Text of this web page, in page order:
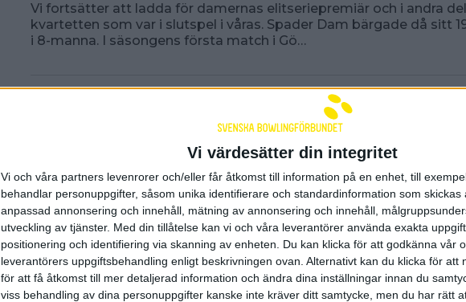
Vi värdesätter din integritet
Vi och våra partners levenrorer och/eller får åtkomst till information på en enhet, till
behandlar personuppgifter, såsom unika identifierare och standardinformation som skickas
anpassad annonsering och innehåll, mätning av annonsering och innehåll,
utveckling av tjänster. Med din tillåtelse kan vi och våra leverantörer använda exakta
positionering och identifiering via skanning av enheten. Du kan klicka för att godkänna vår
leverantörers uppgiftsbehandling enligt beskrivningen ovan. Alternativt kan du klicka för att
för att få åtkomst till mer detaljerad information och ändra dina inställningar innan du
viss behandling av dina personuppgifter kanske inte kräver ditt samtycke, men du har rätt
Vi fortsätter att ladda för damernas elitseriepremiär och i andra
kvartetten som var i slutspel i våras. Spader Dam bärgade då sitt
i 8-manna. I säsongens första match i Gö…